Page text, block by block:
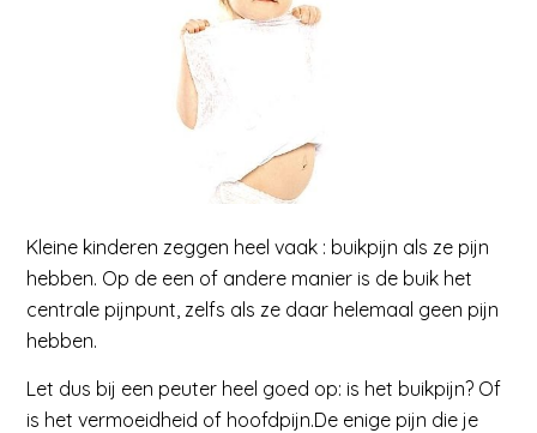
Kleine kinderen zeggen heel vaak : buikpijn als ze pijn
hebben. Op de een of andere manier is de buik het
centrale pijnpunt, zelfs als ze daar helemaal geen pijn
hebben.
Let dus bij een peuter heel goed op: is het buikpijn? Of
is het vermoeidheid of hoofdpijn.De enige pijn die je